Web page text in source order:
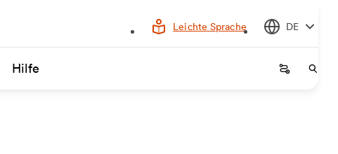
Leichte Sprache DE
Hilfe Startseite